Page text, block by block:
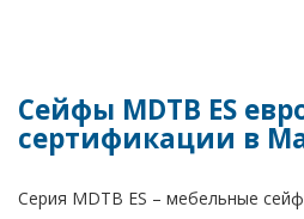
Сейфы MDTB ES
сертификации в
Серия MDTB ES – мебельные